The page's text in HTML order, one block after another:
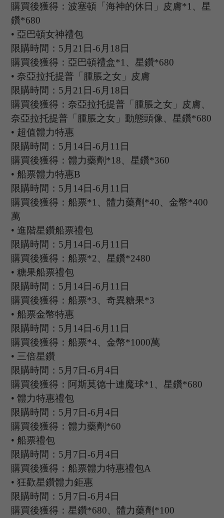
購買後獲得：波塞頓「海神的休日」皮膚*1、星
鑽*680
• 亞巴頓女神禮包
限購時間： 5月21日-6月18日
購買後獲得：亞巴頓禮盒*1、星鑽*680
• 奈亞拉托提普「腫脹之女」皮膚
限購時間： 5月21日-6月18日
購買後獲得：奈亞拉托提普「腫脹之女」皮膚、
奈亞拉托提普「腫脹之女」動態頭像、星鑽*680
• 超值體力特惠
限購時間： 5 月 14日-6 月 11 日
購買後獲得：體力藥劑 *18、星鑽*360
• 船票體力特惠B
限購時間： 5 月 14日-6 月 11 日
購買後獲得：船票*1、體力藥劑*40、金幣*400
萬
• 進階星鑽船票禮包
限購時間： 5 月 14日-6 月 11 日
購買後獲得：船票*2、星鑽*2480
• 糖果船票禮包
限購時間： 5 月 14日-6 月 11 日
購買後獲得：船票*3、奇異糖果*3
• 船票金幣特惠
限購時間： 5 月 14日-6 月 11 日
購買後獲得：船票*4、金幣*1000萬
• 三倍星鑽
限購時間： 5 月 7日-6 月4日
購買後獲得：阿斯莫德十連魔球*1、星鑽*680
• 體力特惠禮包
限購時間： 5 月 7日-6 月4日
購買後獲得：體力藥劑 *60
• 船票禮包
限購時間： 5 月 7日-6 月4日
購買後獲得：船票體力特惠禮包A
• 狂歡星鑽體力鉅惠
限購時間： 5 月 7日-6 月4日
購買後獲得：星鑽*680、體力藥劑*100